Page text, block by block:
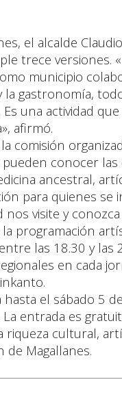
el alcalde
trece versiones.
municipio
la gastronomía,
una actividad
afirmó.
comisión
conocer
ancestral,
para quienes se
visite y
programación
las 18.30 y las
en cada
el sábado 5
entrada es
cultural,
de Magallanes.